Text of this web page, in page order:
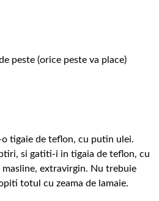
peste (orice peste va place)
tigaie de teflon, cu putin ulei.
si gatiti-i in tigaia de teflon, cu
extravirgin. Nu trebuie
totul cu zeama de lamaie.